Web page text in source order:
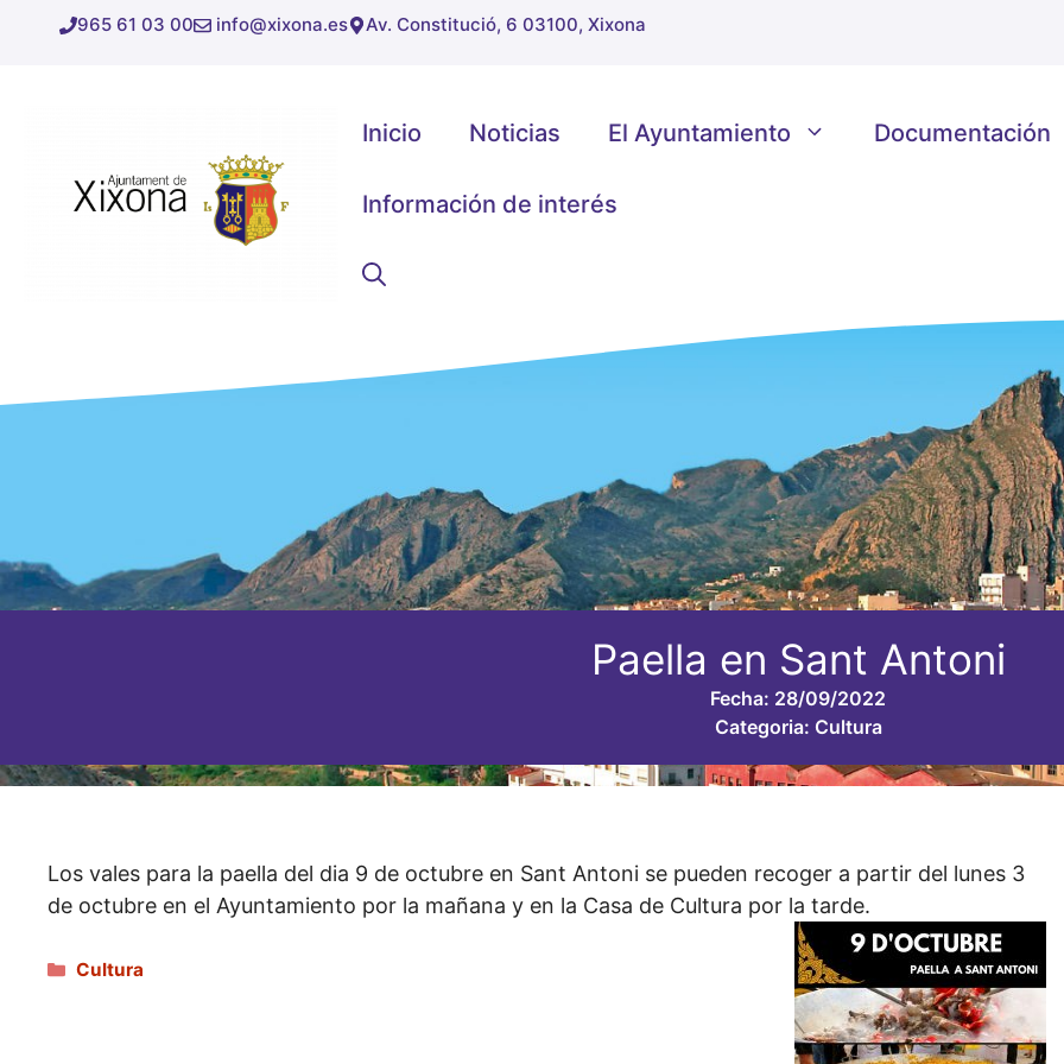
965 61 03 00 info@xixona.es Av. Constitució, 6 03100, Xixona
Inicio Noticias El Ayuntamiento Documentación
Información de interés
Paella en Sant Antoni
Fecha: 28/09/2022
Categoria: Cultura
Los vales para la paella del dia 9 de octubre en Sant Antoni se pueden recoger a partir del lunes 3
de octubre en el Ayuntamiento por la mañana y en la Casa de Cultura por la tarde.
Categorías
Cultura